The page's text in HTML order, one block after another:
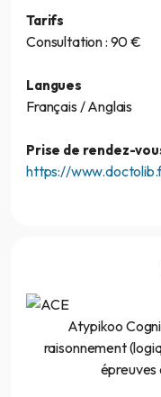
Tarifs
Consultation : 90 €
Langues
Français / Anglais
Prise de rendez-
https://
Atypikoo
raisonnement